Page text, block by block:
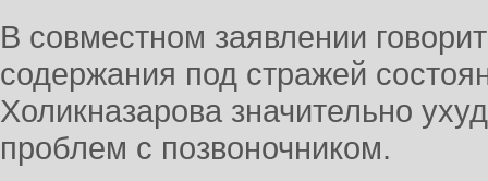
В совместном заявлении
содержания под стражей
Холикназарова значительно
проблем с позвоночником.